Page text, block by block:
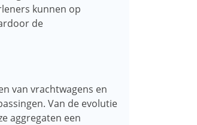
kunnen op
de
van vrachtwagens en
Van de evolutie
aggregaten een